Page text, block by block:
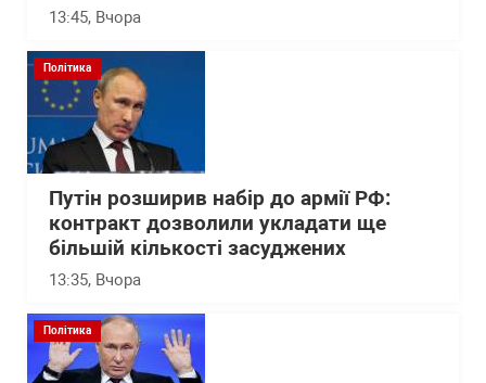
13:45, Вчора
Політика
Путін розширив набір до армії РФ:
контракт дозволили укладати ще
більшій кількості засуджених
13:35, Вчора
Політика